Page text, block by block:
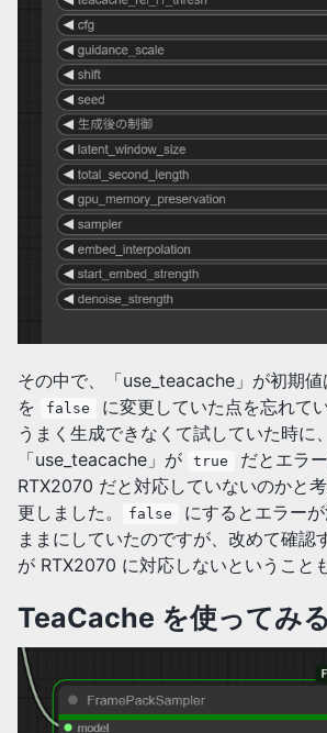
その中で、「use_teacache」が初期値
を
false
に変更していた点を忘れて
うまく生成できなくて試していた時に、
「use_teacache」が
true
だとエラ
RTX2070 だと対応していないのかと
更しました。
false
にするとエラー
ままにしていたのですが、改めて確認
が RTX2070 に対応しないということ
TeaCache を使ってみる